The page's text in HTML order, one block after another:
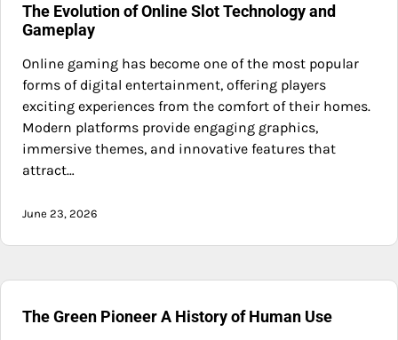
The Evolution of Online Slot Technology and
Gameplay
Online gaming has become one of the most popular
forms of digital entertainment, offering players
exciting experiences from the comfort of their homes.
Modern platforms provide engaging graphics,
immersive themes, and innovative features that
attract…
June 23, 2026
The Green Pioneer A History of Human Use